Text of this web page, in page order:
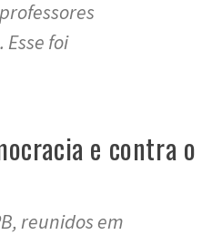
Esse foi
e contra o
reunidos em